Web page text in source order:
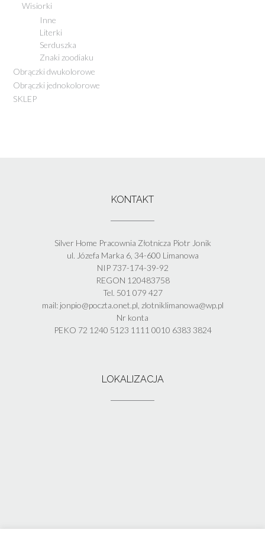
Wisiorki
Inne
Literki
Serduszka
Znaki zoodiaku
Obrączki dwukolorowe
Obrączki jednokolorowe
SKLEP
KONTAKT
Silver Home Pracownia Złotnicza Piotr Jonik
ul. Józefa Marka 6, 34-600 Limanowa
NIP 737-174-39-92
REGON 120483758
Tel. 501 079 427
mail: jonpio@poczta.onet.pl, zlotniklimanowa@wp.pl
Nr konta
PEKO 72 1240 5123 1111 0010 6383 3824
LOKALIZACJA